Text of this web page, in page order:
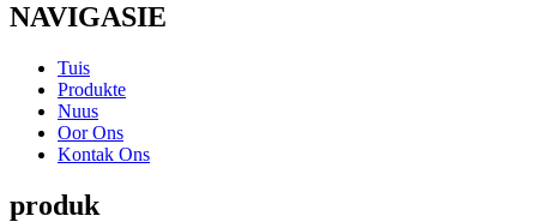
NAVIGASIE
Tuis
Produkte
Nuus
Oor Ons
Kontak Ons
produk